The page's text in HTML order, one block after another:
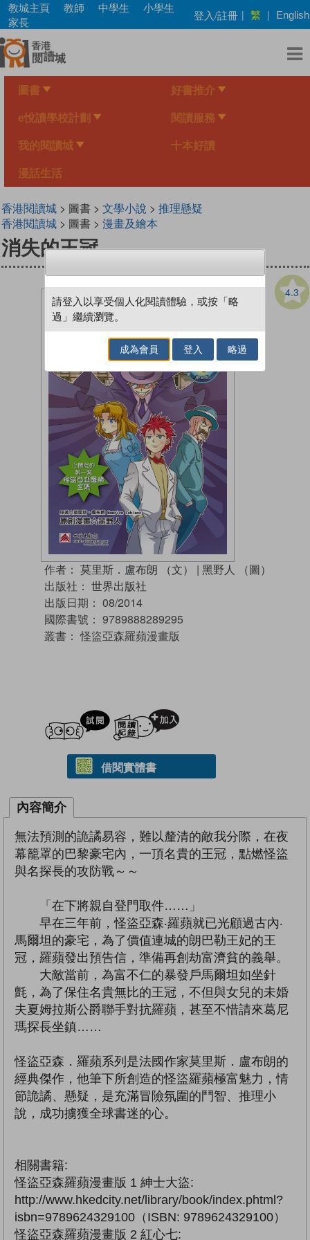
Skip
main
content
教城主頁 教師 中學生
小學生
家長
登入/註冊 | 繁 | English
圖書 好書推介
e悅讀學校計劃 閱讀服務
我的閱讀城 十本好讀
漫話生活
香港閱讀城> 圖書 > 文學小說 > 推理懸疑
香港閱讀城> 圖書 > 漫畫及繪本
消失的王冠
4.3
作者： 莫里斯．盧布朗 （文） | 黑野人 （圖）
出版社： 世界出版社
出版日期： 08/2014
國際書號： 9789888289295
叢書： 怪盜亞森羅蘋漫畫版
試閲
借閱實體書
內容簡介
無法預測的詭譎易容，難以釐清的敵我分際，在夜
幕籠罩的巴黎豪宅內，一頂名貴的王冠，點燃怪盜
與名探長的攻防戰～～
「在下將親自登門取件……」
早在三年前，怪盜亞森‧羅蘋就已光顧過古內‧
馬爾坦的豪宅，為了價值連城的朗巴勒王妃的王
冠，羅蘋發出預告信，準備再創劫富濟貧的義舉。
大敵當前，為富不仁的暴發戶馬爾坦如坐針
氈，為了保住名貴無比的王冠，不但與女兒的未婚
夫夏姆拉斯公爵聯手對抗羅蘋，甚至不惜請來葛尼
瑪探長坐鎮……
怪盜亞森．羅蘋系列是法國作家莫里斯．盧布朗的
經典傑作，他筆下所創造的怪盜羅蘋極富魅力，情
節詭譎、懸疑，是充滿冒險氛圍的鬥智、推理小
說，成功擄獲全球書迷的心。
相關書籍:
怪盜亞森羅蘋漫畫版 1 紳士大盜:
http://www.hkedcity.net/library/book/index.phtml?
isbn=9789624329100（ISBN: 9789624329100）
怪盜亞森羅蘋漫畫版 2 紅心七:
請登入以享受個人化閱讀體驗，或按「略
過」繼續瀏覽。
成為會員 登入 略過